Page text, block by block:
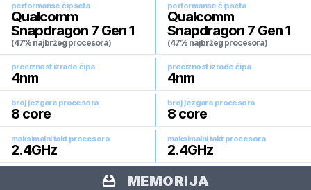
performanse čipseta
Qualcomm
Snapdragon 7 Gen 1
(47% najbržeg procesora)
performanse čipseta
Qualcomm
Snapdragon 7 Gen 1
(47% najbržeg procesora)
preciznost izrade čipa
4nm
preciznost izrade čipa
4nm
broj jezgara procesora
8 core
broj jezgara procesora
8 core
maksimalni takt procesora
2.4GHz
maksimalni takt procesora
2.4GHz
MEMORIJA